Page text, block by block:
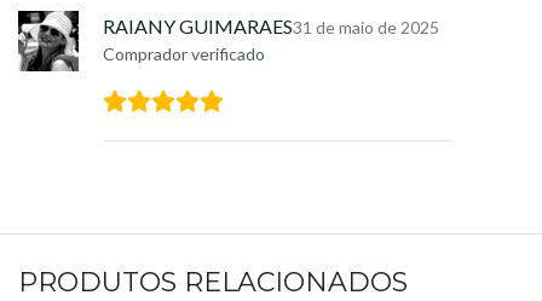
RAIANY GUIMARAES
Comprador verificado
31 de maio de 2025
PRODUTOS RELACIONADOS